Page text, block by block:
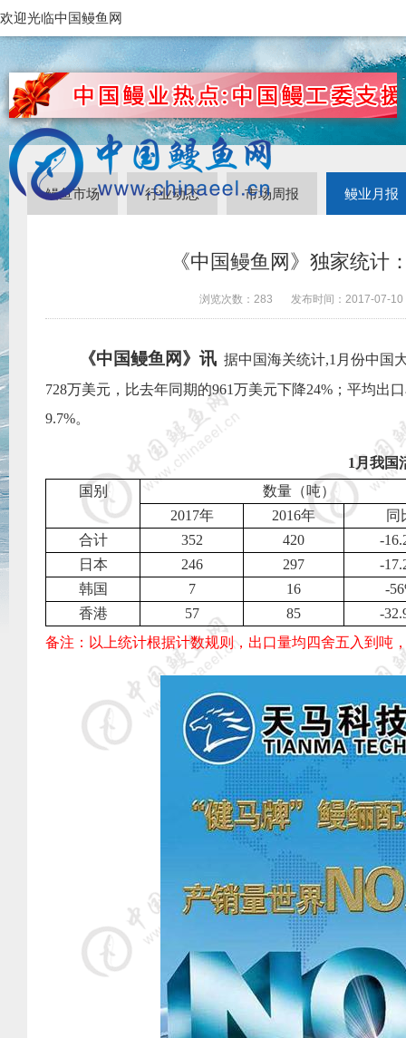
欢迎光临中国鳗鱼网
鳗鱼市场 行业动态 市场周报 鳗业月报
《中国鳗鱼网》独家统计
浏览次数： 283 发布时间： 2017-07-10
《中国鳗鱼网》讯 据中国海关统计,1 月份中国
728万美元，比去年同期的961万美元下降24% ；平均出
9.7%。
1 月我国
国别
数量（吨）
2017年 2016年
同
合计
352 420
-
日本
246 297
-
韩国
7 16
-
香港
57 85
-
备注：以上统计根据计数规则，出口量均四舍五入到吨